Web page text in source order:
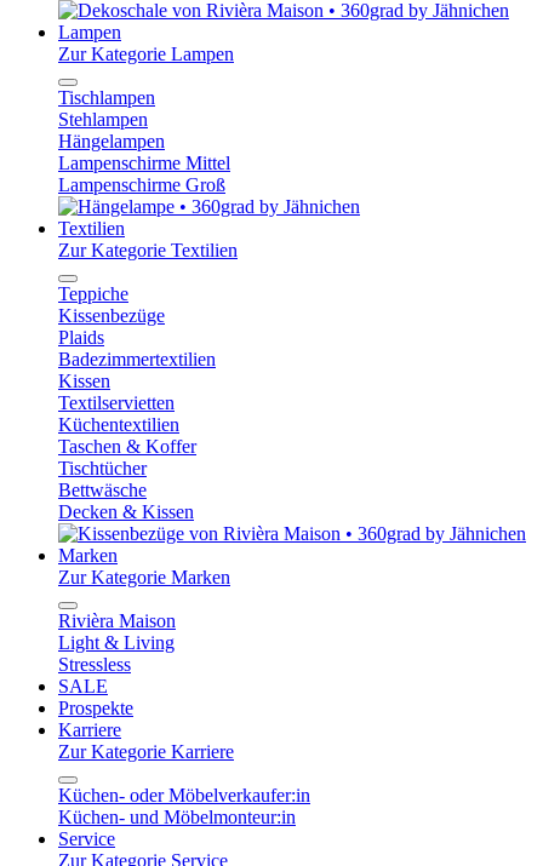
Lampen
Zur Kategorie Lampen
Tischlampen
Stehlampen
Hängelampen
Lampenschirme Mittel
Lampenschirme Groß
Textilien
Zur Kategorie Textilien
Teppiche
Kissenbezüge
Plaids
Badezimmertextilien
Kissen
Textilservietten
Küchentextilien
Taschen & Koffer
Tischtücher
Bettwäsche
Decken & Kissen
Marken
Zur Kategorie Marken
Rivièra Maison
Light & Living
Stressless
SALE
Prospekte
Karriere
Zur Kategorie Karriere
Küchen- oder Möbelverkaufer:in
Küchen- und Möbelmonteur:in
Service
Zur Kategorie Service